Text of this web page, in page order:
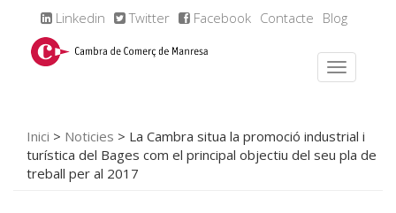
Linkedin Twitter Facebook Contacte Blog
Inici > Noticies > La Cambra situa la promoció industrial i
turística del Bages com el principal objectiu del seu pla de
treball per al 2017